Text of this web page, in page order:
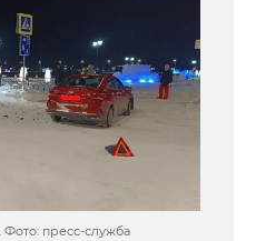
Фото: пресс-служба